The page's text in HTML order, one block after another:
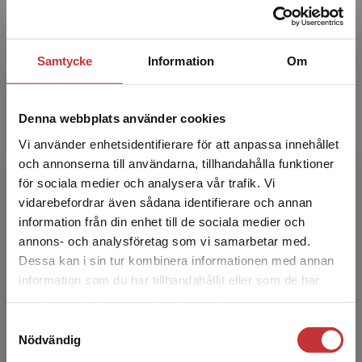
Samtycke Information Om
Denna webbplats använder cookies
Vi använder enhetsidentifierare för att anpassa innehållet
och annonserna till användarna, tillhandahålla funktioner
för sociala medier och analysera vår trafik. Vi
vidarebefordrar även sådana identifierare och annan
information från din enhet till de sociala medier och
annons- och analysföretag som vi samarbetar med.
Dessa kan i sin tur kombinera informationen med annan
information som du har tillhandahållit eller som de har
Nödvändig
Begränsad fraktregion
Det verkar som att du besöker
studentlitteratur.se via en enhet utanför Sverige.
Vi erbjuder inte leveranser utanför Sverige. För
att kunna slutföra ett köp måste
Jon Ohlsson, professor i pedagogik vid
Institutionen för pedagogik och didaktik vid
om organisations...
Susanne Andersson
Susanne Andersson är forskare och
universitetslektor i pedagogik vid Institutionen
för pedagogik och didaktik, Stockholms